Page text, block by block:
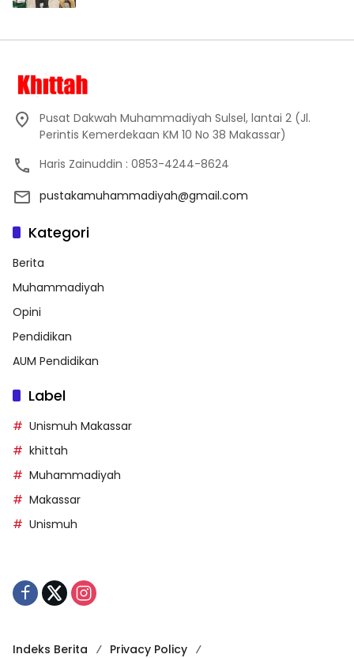
Pusat Dakwah Muhammadiyah Sulsel, lantai 2 (Jl.
Perintis Kemerdekaan KM 10 No 38 Makassar)
Haris Zainuddin : 0853-4244-8624
pustakamuhammadiyah@gmail.com
Kategori
Berita
Muhammadiyah
Opini
Pendidikan
AUM Pendidikan
Label
Unismuh Makassar
khittah
Muhammadiyah
Makassar
Unismuh
Indeks Berita Privacy Policy